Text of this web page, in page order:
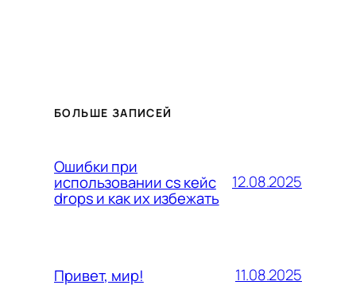
БОЛЬШЕ ЗАПИСЕЙ
Ошибки при
использовании cs кейс
drops и как их избежать
12.08.2025
Привет, мир! 11.08.2025